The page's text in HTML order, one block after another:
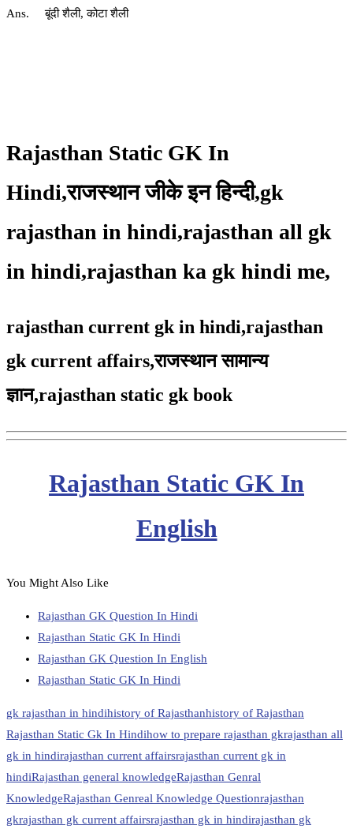
Ans. बूंदी शैली, कोटा शैली
Rajasthan Static GK In
Hindi,राजस्थान जीके इन हिन्दी,gk
rajasthan in hindi,rajasthan all gk
in hindi,rajasthan ka gk hindi me,
rajasthan current gk in hindi,rajasthan
gk current affairs,राजस्थान सामान्य
ज्ञान,rajasthan static gk book
Rajasthan Static GK In
English
You Might Also Like
Rajasthan GK Question In Hindi
Rajasthan Static GK In Hindi
Rajasthan GK Question In English
Rajasthan Static GK In Hindi
gk rajasthan in hindihistory of Rajasthanhistory of Rajasthan
Rajasthan Static Gk In Hindihow to prepare rajasthan gkrajasthan all
gk in hindirajasthan current affairsrajasthan current gk in
hindiRajasthan general knowledgeRajasthan Genral
KnowledgeRajasthan Genreal Knowledge Questionrajasthan
gkrajasthan gk current affairsrajasthan gk in hindirajasthan gk